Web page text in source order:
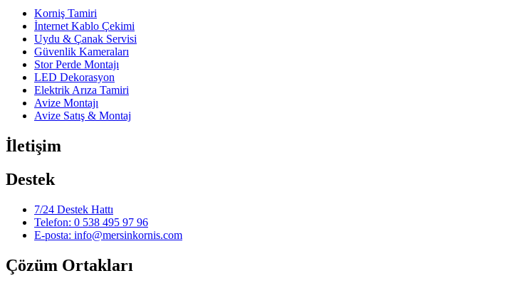
Korniş Tamiri
İnternet Kablo Çekimi
Uydu & Çanak Servisi
Güvenlik Kameraları
Stor Perde Montajı
LED Dekorasyon
Elektrik Arıza Tamiri
Avize Montajı
Avize Satış & Montaj
İletişim
Destek
7/24 Destek Hattı
Telefon: 0 538 495 97 96
E-posta: info@mersinkornis.com
Çözüm Ortakları